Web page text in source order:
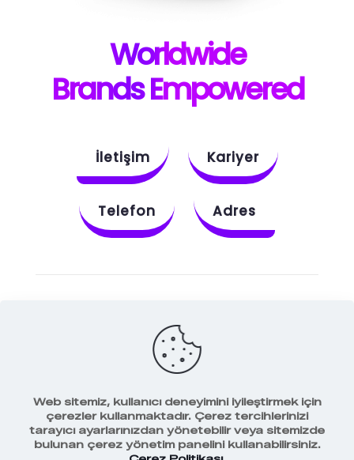
Worldwide
Brands Empowered
İletişim Kariyer
Telefon Adres
Behance
Facebook
Veri Koruma Politikamız
Web sitemiz, kullanıcı deneyimini iyileştirmek için
çerezler kullanmaktadır. Çerez tercihlerinizi
tarayıcı ayarlarınızdan yönetebilir veya sitemizde
bulunan çerez yönetim panelini kullanabilirsiniz.